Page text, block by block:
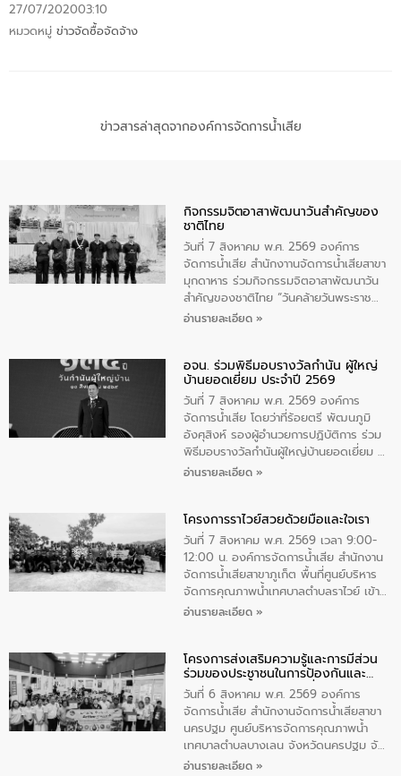
27/07/202003:10
หมวดหมู่ ข่าวจัดซื้อจัดจ้าง
ข่าวสารล่าสุดจากองค์การจัดการน้ำเสีย
กิจกรรมจิตอาสาพัฒนาวันสําคัญของ
ชาติไทย
วันที่ 7 สิงหาคม พ.ศ. 2569 องค์การ
จัดการน้ำเสีย สำนักงาานจัดการน้ำเสียสาขา
มุกดาหาร ร่วมกิจกรรมจิตอาสาพัฒนาวัน
สําคัญของชาติไทย “วันคล้ายวันพระราช
สมภพ สมเด็จพระนางเจ้าสิริกิติ์พระบรม
ทิพย์คำ รองผู้ว่าราชการจังหวัดมุกดาหาร
เป็นประธานในพิธี ณ เรือนจําชั่วคราวนาโสก
ตําบลนาโสก อําเภอเมืองมุกดาหาร จังหวัด
มุกดาหาร โดยในกิจกรรมได้ร่วมปลูกป่า และ
ทําความสะอาดภายในบริเวณ จัดกิจกรรม
เพื่อถวายเป็นพระราชกุศล สมเด็จพระนาง
เจ้าสิริกิติ์พระบรมราชินีนาถ พระบรมราช
อ่านรายละเอียด »
อจน. ร่วมพิธีมอบรางวัลกำนัน ผู้ใหญ่
บ้านยอดเยี่ยม ประจำปี 2569
วันที่ 7 สิงหาคม พ.ศ. 2569 องค์การ
จัดการน้ำเสีย โดยว่าที่ร้อยตรี พัฒนภูมิ
อังศุสิงห์ รองผู้อำนวยการปฏิบัติการ ร่วม
พิธีมอบรางวัลกำนันผู้ใหญ่บ้านยอดเยี่ยม ณ
ทำเนียบรัฐบาล โดยมีนายอนุทิน ชาญวีรกูล
ทองคำและประกาศเกียรติคุณให้แก่ กำนัน
ผู้ใหญ่บ้านยอดเยี่ยม พร้อมกล่าวชื่นชม ให้
โอวาท และมอบนโยบาย
อ่านรายละเอียด »
โครงการราไวย์สวยด้วยมือและใจเรา
วันที่ 7 สิงหาคม พ.ศ. 2569 เวลา 9:00-
12:00 น. องค์การจัดการน้ำเสีย สำนักงาน
จัดการน้ำเสียสาขาภูเก็ต พื้นที่ศูนย์บริหาร
จัดการคุณภาพน้ำเทศบาลตำบลราไวย์ เข้า
ร่วมโครงการราไวย์สวยด้วยมือและใจเรา
ประชาชน ตัวแทนจากโรงแรมต่างๆ ในเขต
เทศบาลตำบลราไวย์ ศูนย์บริหารจัดการ
คุณภาพน้ำเทศบาลตำบลราไวย์ นำโดยนาย
น้อย แก้วเศษ ผู้จัดการสำนักงานจัดการน้ำ
เสียสาขาภูเก็ต พร้อมด้วยเจ้าหน้าที่ จำนวน
5 คน ร่วมทำกิจกรรม ทำความสะอาด
ชายหาดและแหล่งท่องเที่ยว ณ บริเวณ
อ่านรายละเอียด »
โครงการส่งเสริมความรู้และการมีส่วน
ร่วมของประชาชนในการป้องกันและ
แก้ไขปัญหาน้ำเสียอย่างยั่งยืน
วันที่ 6 สิงหาคม พ.ศ. 2569 องค์การ
จัดการน้ำเสีย สำนักงานจัดการน้ำเสียสาขา
นครปฐม ศูนย์บริหารจัดการคุณภาพน้ำ
เทศบาลตำบลบางเลน จังหวัดนครปฐม จัด
กิจกรรมภายใต้โครงการส่งเสริมความรู้และ
อ่านรายละเอียด »